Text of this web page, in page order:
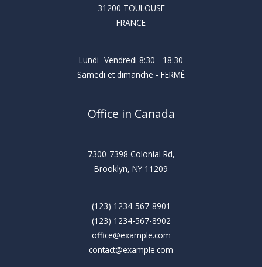
31200 TOULOUSE
FRANCE
Lundi- Vendredi 8:30 - 18:30
Samedi et dimanche - FERMÉ
Office in Canada
7300-7398 Colonial Rd,
Brooklyn, NY 11209
(123) 1234-567-8901
(123) 1234-567-8902
office@example.com
contact@example.com